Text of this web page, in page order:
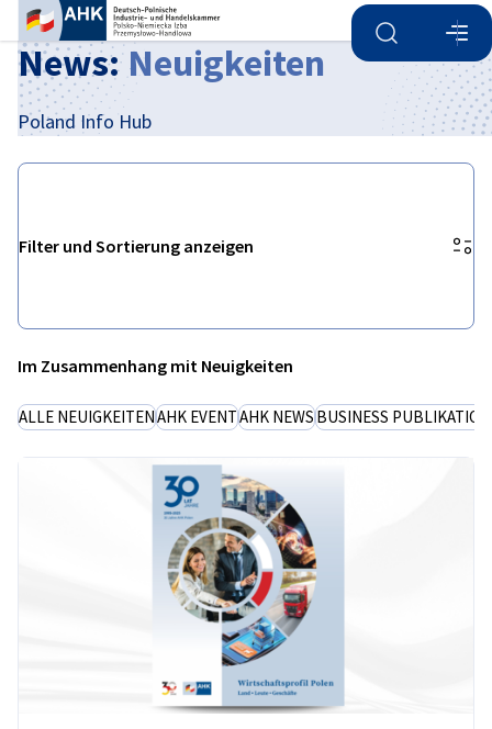
Suche öffnen
Poland
News:Neuigkeiten
Poland Info Hub
Filteroptionen wurden erfolgreich aktualisiert
Filter und Sortierung anzeigen
Im Zusammenhang mit Neuigkeiten
ALLE NEUIGKEITENAHK EVENTAHK NEWSBUSINESS